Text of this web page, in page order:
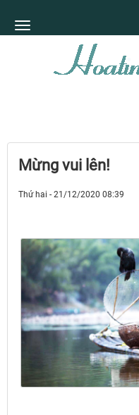
Mừng vui lên!
Thứ hai - 21/12/2020 08:39